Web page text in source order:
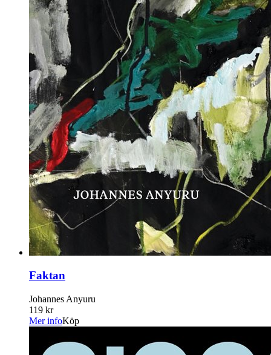
Faktan
Johannes Anyuru
119 kr
Mer infoKöp